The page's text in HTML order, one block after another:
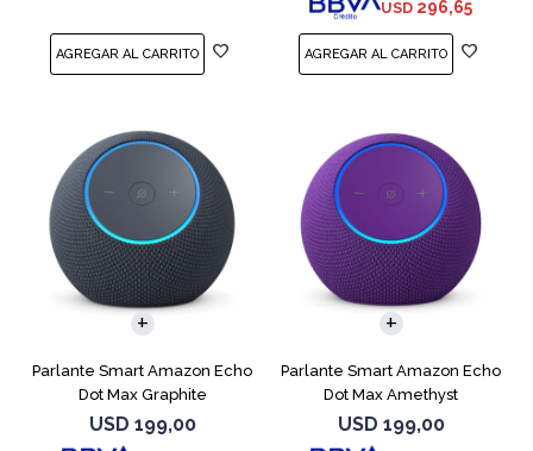
USD 296,65
Parlante Smart Amazon Echo
Dot Max Graphite
USD 199,00
Parlante Smart Amazon Echo
Dot Max Amethyst
USD 199,00